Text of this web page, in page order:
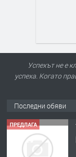
Успехът не е
успеха. Когато
Последни обяви
ПРЕДЛАГА